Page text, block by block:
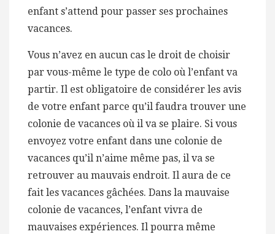
enfant s’attend pour passer ses prochaines
vacances.
Vous n’avez en aucun cas le droit de choisir
par vous-même le type de colo où l’enfant va
partir. Il est obligatoire de considérer les avis
de votre enfant parce qu’il faudra trouver une
colonie de vacances où il va se plaire. Si vous
envoyez votre enfant dans une colonie de
vacances qu’il n’aime même pas, il va se
retrouver au mauvais endroit. Il aura de ce
fait les vacances gâchées. Dans la mauvaise
colonie de vacances, l’enfant vivra de
mauvaises expériences. Il pourra même